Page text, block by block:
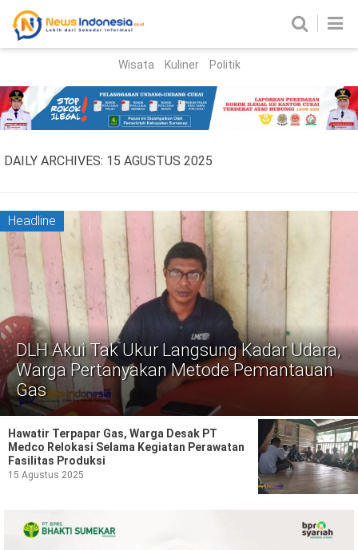
Parlemen
Nasional
Peristiwa
Korupsi
Politik
Gaya Hidup
Kesehatan Kuliner
Otomotif
Ilmiah
Wisata Kuliner Politik
DAILY ARCHIVES: 15 AGUSTUS 2025
Headline
DLH Akui Tak Ukur Langsung Kadar Udara,
Warga Pertanyakan Metode Pemantauan
Gas
Hawatir Terpapar Gas, Warga Desak PT
Medco Relokasi Selama Kegiatan Perawatan
Fasilitas Produksi
15 Agustus 2025